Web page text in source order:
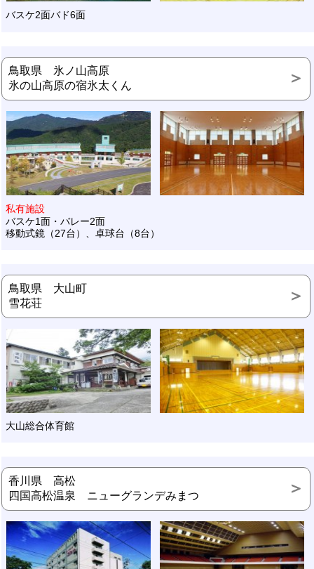
バスケ2面バド6面
鳥取県 氷ノ山高原
氷の山高原の宿氷太くん
私有施設
バスケ1面・バレー2面
移動式鏡（27台）、卓球台（8台）
鳥取県 大山町
雪花荘
大山総合体育館
香川県 高松
四国高松温泉 ニューグランデみまつ